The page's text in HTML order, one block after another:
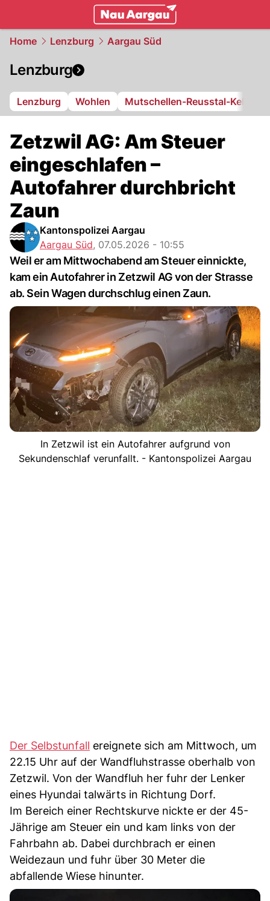
Home Lenzburg Aargau Süd
Lenzburg
Lenzburg Wohlen Mutschellen-Reusstal-
Zetzwil AG: Am Steuer
eingeschlafen –
Autofahrer durchbricht
Zaun
Kantonspolizei Aargau
Aargau Süd, 07.05.2026 - 10:55
Weil er am Mittwochabend am Steuer einnickte,
kam ein Autofahrer in Zetzwil AG von der Strasse
ab. Sein Wagen durchschlug einen Zaun.
In Zetzwil ist ein Autofahrer aufgrund von
Sekundenschlaf verunfallt. - Kantonspolizei Aargau
Der Selbstunfall ereignete sich am Mittwoch, um
22.15 Uhr auf der Wandfluhstrasse oberhalb von
Zetzwil. Von der Wandfluh her fuhr der Lenker
eines Hyundai talwärts in Richtung Dorf.
Im Bereich einer Rechtskurve nickte er der 45-
Jährige am Steuer ein und kam links von der
Fahrbahn ab. Dabei durchbrach er einen
Weidezaun und fuhr über 30 Meter die
abfallende Wiese hinunter.